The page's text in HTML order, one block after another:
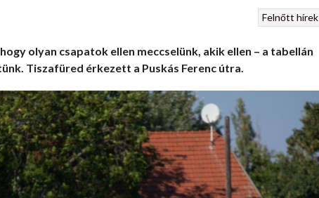
Felnőtt hírek
olyan csapatok ellen meccselünk, akik ellen – a tabellán
Tiszafüred érkezett a Puskás Ferenc útra.